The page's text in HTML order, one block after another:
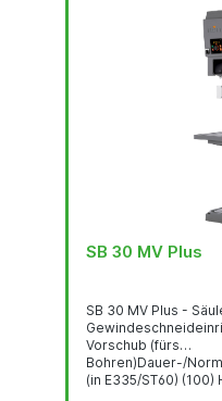
SB 30 MV Plus
SB 30 MV Plus -
Vorschub (fürs
Bohren)Dauer-/
(in E335/ST60) (100) Hauptschalter